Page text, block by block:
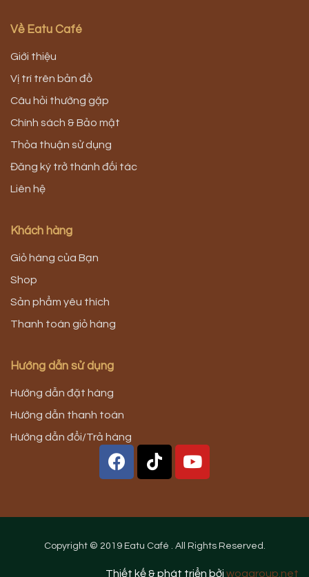
Về Eatu Café
Giới thiệu
Vị trí trên bản đồ
Câu hỏi thường gặp
Chính sách & Bảo mật
Thỏa thuận sử dụng
Đăng ký trở thành đối tác
Liên hệ
Khách hàng
Giỏ hàng của Bạn
Shop
Sản phẩm yêu thích
Thanh toán giỏ hàng
Hướng dẫn sử dụng
Hướng dẫn đặt hàng
Hướng dẫn thanh toán
Hướng dẫn đổi/Trả hàng
Copyright © 2019 Eatu Café . All Rights Reserved.
Thiết kế & phát triển bởi woagroup.net